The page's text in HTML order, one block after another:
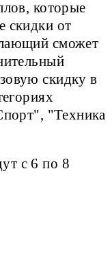
которые
скидки от
сможет
скидку в
"Техника
с 6 по 8